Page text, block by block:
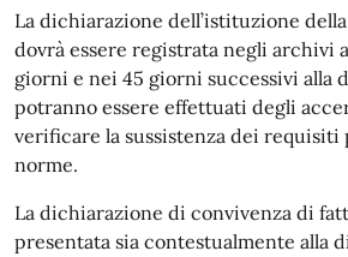
La dichiarazione dell’istituzione
dovrà essere registrata negli archivi
giorni e nei 45 giorni successivi alla
potranno essere effettuati degli
verificare la sussistenza dei requisiti
norme.
La dichiarazione di convivenza di
presentata sia contestualmente alla